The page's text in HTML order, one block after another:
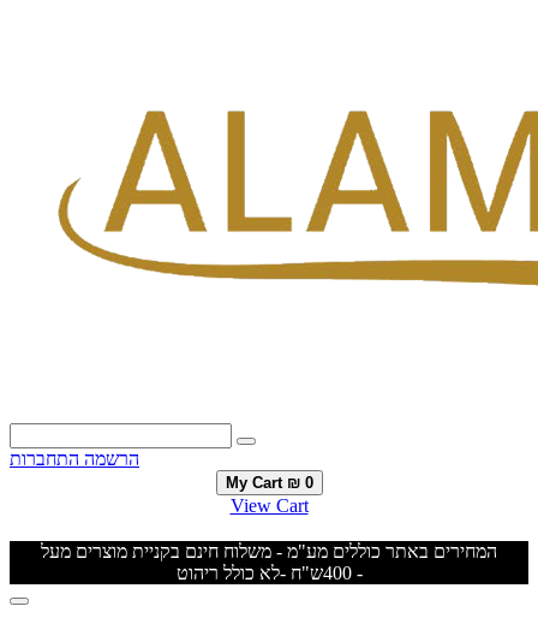
הרשמה התחברות
My Cart ₪ 0
View Cart
המחירים באתר כוללים מע"מ - משלוח חינם בקניית מוצרים מעל
400ש"ח -לא כולל ריהוט -